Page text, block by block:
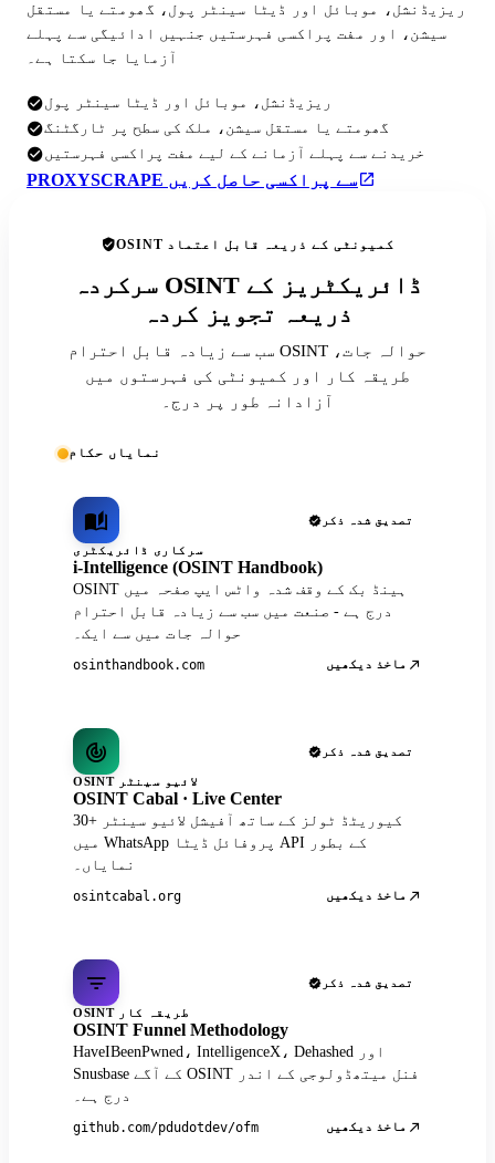
ریزیڈنشل، موبائل اور ڈیٹا سینٹر پول، گھومتے یا مستقل
سیشن، اور مفت پراکسی فہرستیں جنہیں ادائیگی سے پہلے
آزمایا جا سکتا ہے۔
ریزیڈنشل، موبائل اور ڈیٹا سینٹر پول
گھومتے یا مستقل سیشن، ملک کی سطح پر ٹارگٹنگ
خریدنے سے پہلے آزمانے کے لیے مفت پراکسی فہرستیں
PROXYSCRAPE سے پراکسی حاصل کریں
OSINT کمیونٹی کے ذریعہ قابل اعتماد
سرکردہ OSINT ڈائریکٹریز کے
ذریعہ تجویز کردہ
سب سے زیادہ قابل احترام OSINT حوالہ جات،
طریقہ کار اور کمیونٹی کی فہرستوں میں
آزادانہ طور پر درج۔
نمایاں حکام
تصدیق شدہ ذکر
سرکاری ڈائریکٹری
i-Intelligence (OSINT Handbook)
OSINT ہینڈ بک کے وقف شدہ واٹس ایپ صفحہ میں
درج ہے - صنعت میں سب سے زیادہ قابل احترام
حوالہ جات میں سے ایک۔
osinthandbook.com ماخذ دیکھیں
تصدیق شدہ ذکر
OSINT لائیو سینٹر
OSINT Cabal · Live Center
30+ کیوریٹڈ ٹولز کے ساتھ آفیشل لائیو سینٹر
میں WhatsApp پروفائل ڈیٹا API کے بطور
نمایاں۔
osintcabal.org ماخذ دیکھیں
تصدیق شدہ ذکر
OSINT طریقہ کار
OSINT Funnel Methodology
HaveIBeenPwned، IntelligenceX، Dehashed اور
Snusbase کے آگے OSINT فنل میتھڈولوجی کے اندر
درج ہے۔
github.com/pdudotdev/ofm ماخذ دیکھیں